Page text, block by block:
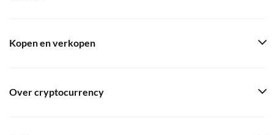
Kopen en verkopen
Over cryptocurrency